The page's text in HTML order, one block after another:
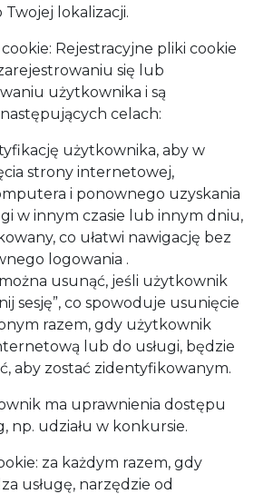
lokalizacji.
Rejestracyjne pliki cookie
się lub
użytkownika i są
celach:
użytkownika, aby w
strony internetowej,
i ponownego uzyskania
w innym czasie lub innym dniu,
co ułatwi nawigację bez
logowania .
usunąć, jeśli użytkownik
sesję”, co spowoduje usunięcie
razem, gdy użytkownik
lub do usługi, będzie
aby zostać zidentyfikowanym.
ma uprawnienia dostępu
np. udziału w konkursie.
za każdym razem, gdy
usługę, narzędzie od